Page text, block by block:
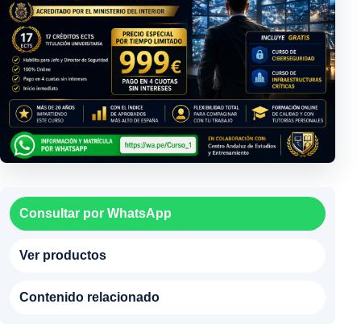
Consultar por WhatsApp
Ver productos
Contenido relacionado